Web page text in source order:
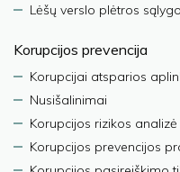
Lėšų verslo plėtros
Korupcijos prevencija
Korupcijai atsparios
Nusišalinimai
Korupcijos rizikos analizė
Korupcijos prevencijos